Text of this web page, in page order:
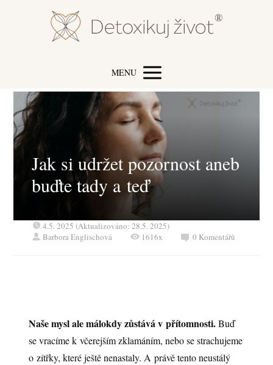
MENU
Jak si udržet pozornost aneb
buďte tady a teď
4.5. 2025 (Aktualizováno: 28.5. 2025)
Barbora Englischová
1616x 0 Komentářů
Naše mysl ale málokdy zůstává v přítomnosti.Buď
se vracíme k včerejším zklamáním, nebo se strachujeme
o zítřky, které ještě nenastaly. A právě tento neustálý